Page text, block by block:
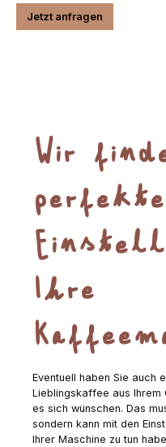
Jetzt anfragen
Wir
perfekte
Ihre
Eventuell haben Sie auch
Lieblingskaffee aus Ihrem
es sich wünschen. Das
sondern kann mit den
Ihrer Maschine zu tun